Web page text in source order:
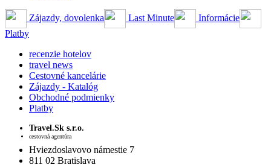
Zájazdy, dovolenka Last Minute
Informácie
Platby
recenzie hotelov
travel news
Cestovné kancelárie
Zájazdy - Katalóg
Obchodné podmienky
Platby
Travel.Sk s.r.o.
cestovná agentúra
Hviezdoslavovo námestie 7
811 02 Bratislava